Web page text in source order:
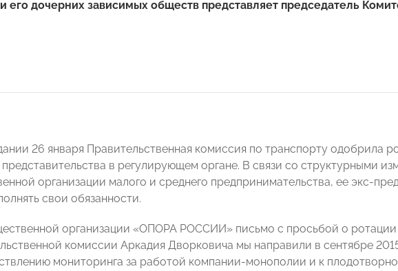
дочерних зависимых обществ представляет председатель
26 января Правительственная комиссия по транспорту одобрила
представительства в регулирующем органе. В связи со структурными
организации малого и среднего предпринимательства, ее экс-
свои обязанности.
организации «ОПОРА РОССИИ» письмо с просьбой о ротации
комиссии Аркадия Дворковича мы направили в сентябре
мониторинга за работой компании-монополии и к